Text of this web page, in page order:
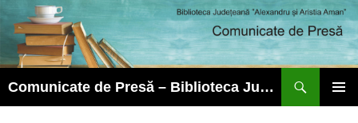
Comunicate de Presă – Biblioteca Județeană ”Alexandru și Aristia Aman”